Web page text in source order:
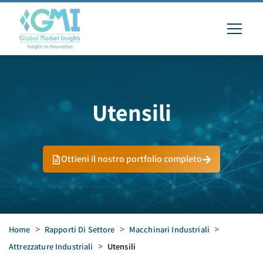
Utensili
Ottieni il nostro portfolio completo
Home > Rapporti Di Settore > Macchinari Industriali >
Attrezzature Industriali > Utensili